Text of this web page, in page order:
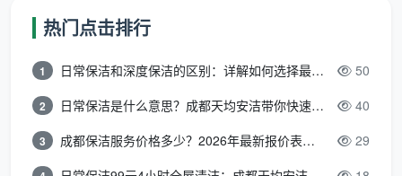
热门点击排行
1 日常保洁和深度保洁的区别：详解如何选择最适合的清洁服务 50
2 日常保洁是什么意思？成都天均安洁带你快速区分“日常vs深度vs开荒” 40
3 成都保洁服务价格多少？2026年最新报价表来了，这一篇看透所有费用 29